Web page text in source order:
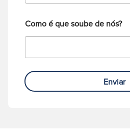
Como é que soube de nós?
Enviar